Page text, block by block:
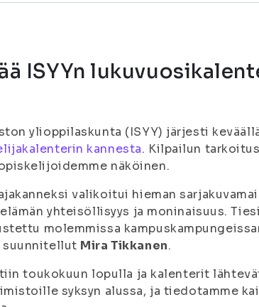
ISYYn
ylioppilaskunta (ISYY) järjesti
kannesta. Kilpailun
näköinen.
valikoitui hieman
yhteisöllisyys ja moninaisuus.
molemmissa
suunnitellut Mira Tikkanen.
toukokuun lopulla ja kalenterit
syksyn alussa, ja tiedotamme